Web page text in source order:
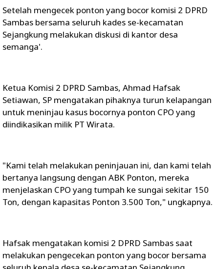
Setelah mengecek ponton yang bocor komisi 2 DPRD
Sambas bersama seluruh kades se-kecamatan
Sejangkung melakukan diskusi di kantor desa
semanga'.
Ketua Komisi 2 DPRD Sambas, Ahmad Hafsak
Setiawan, SP mengatakan pihaknya turun kelapangan
untuk meninjau kasus bocornya ponton CPO yang
diindikasikan milik PT Wirata.
"Kami telah melakukan peninjauan ini, dan kami telah
bertanya langsung dengan ABK Ponton, mereka
menjelaskan CPO yang tumpah ke sungai sekitar 150
Ton, dengan kapasitas Ponton 3.500 Ton," ungkapnya.
Hafsak mengatakan komisi 2 DPRD Sambas saat
melakukan pengecekan ponton yang bocor bersama